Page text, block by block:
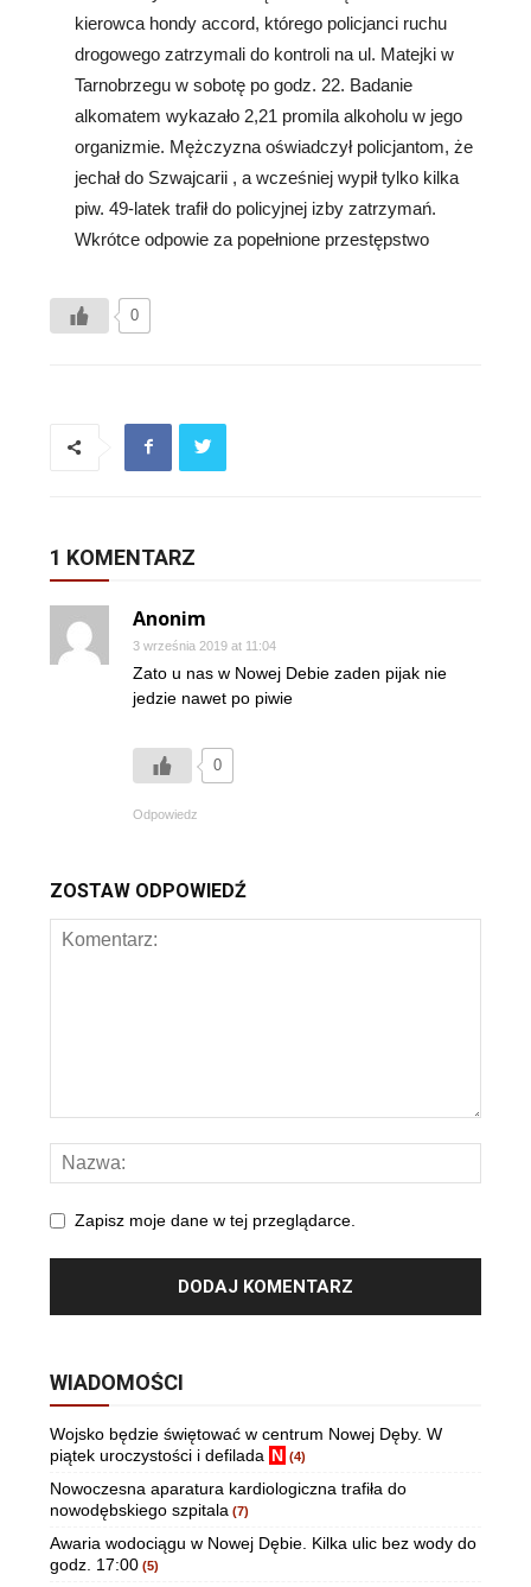
kierowca hondy accord, którego policjanci ruchu
drogowego zatrzymali do kontroli na ul. Matejki w
Tarnobrzegu w sobotę po godz. 22. Badanie
alkomatem wykazało 2,21 promila alkoholu w jego
organizmie. Mężczyzna oświadczył policjantom, że
jechał do Szwajcarii , a wcześniej wypił tylko kilka
piw. 49-latek trafił do policyjnej izby zatrzymań.
Wkrótce odpowie za popełnione przestępstwo
0
1 KOMENTARZ
Anonim
3 września 2019 at 11:04
Zato u nas w Nowej Debie zaden pijak nie
jedzie nawet po piwie
0
Odpowiedz
ZOSTAW ODPOWIEDŹ
Zapisz moje dane w tej przeglądarce.
WIADOMOŚCI
Wojsko będzie świętować w centrum Nowej Dęby. W
piątek uroczystości i defilada N (4)
Nowoczesna aparatura kardiologiczna trafiła do
nowodębskiego szpitala (7)
Awaria wodociągu w Nowej Dębie. Kilka ulic bez wody do
godz. 17:00 (5)